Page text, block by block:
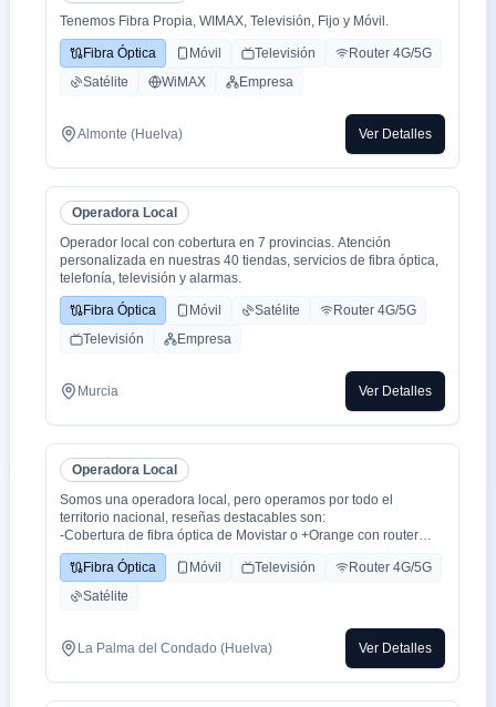
Tenemos Fibra Propia, WIMAX, Televisión, Fijo y Móvil.
Fibra Óptica Móvil Televisión
Router 4G/5G
Satélite
WiMAX Empresa
Almonte (Huelva) Ver Detalles
Operadora Local
Operador local con cobertura en 7 provincias. Atención
personalizada en nuestras 40 tiendas, servicios de fibra óptica,
telefonía, televisión y alarmas.
Fibra Óptica Móvil Satélite
Router 4G/5G
Televisión
Empresa
Murcia Ver Detalles
Operadora Local
Somos una operadora local, pero operamos por todo el
territorio nacional, reseñas destacables son:
-Cobertura de fibra óptica de Movistar o +Orange con router
WiFi 6.
-Cobertura movil con triple cobertura Orange, Yoigo y Movistar
-TV con todo el deporte o con toda la plataformas de cine y
series como Netflix, HBO, Amazon Prime, Apple TV, Disney+
-También somos colaboradores con alarmas de la marca ADT
con la mayor red de alarma de Europa.
Fibra Óptica Móvil Televisión
Router 4G/5G
Satélite
La Palma del Condado (Huelva) Ver Detalles